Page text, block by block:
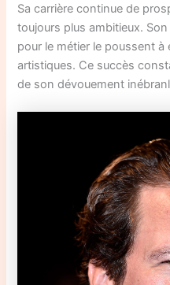
Sa carrière continue de
toujours plus ambitieux.
pour le métier le poussent
artistiques. Ce succès
de son dévouement